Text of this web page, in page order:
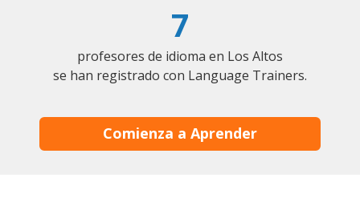
7
profesores de idioma en Los Altos
se han registrado con Language Trainers.
Comienza a Aprender